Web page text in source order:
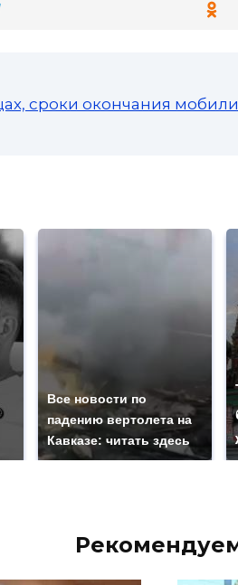
сроки окончания
Все новости по
падению вертолета на
Кавказе: читать здесь